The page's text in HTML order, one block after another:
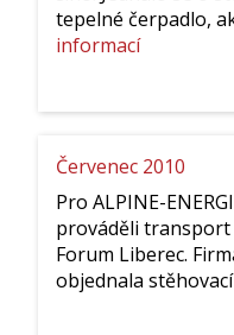
tepelné čerpadlo,
informací:
Červenec 2010
Pro ALPINE-
prováděli transport
Forum Liberec.
objednala